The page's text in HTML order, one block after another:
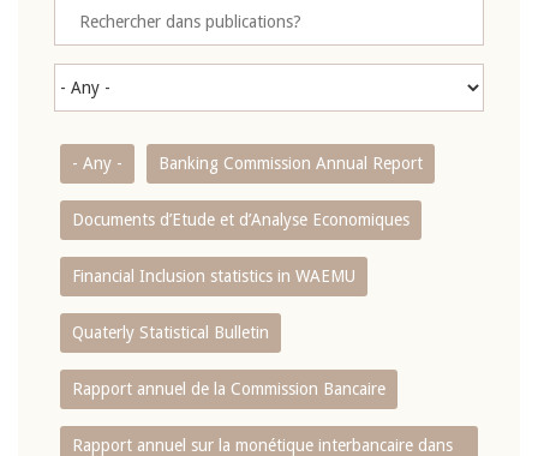
- Any - Banking Commission Annual Report
Documents d’Etude et d’Analyse Economiques
Financial Inclusion statistics in WAEMU
Quaterly Statistical Bulletin
Rapport annuel de la Commission Bancaire
Rapport annuel sur la monétique interbancaire dans